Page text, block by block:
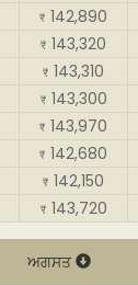
₹ 142,890
₹ 143,320
₹ 143,310
₹ 143,300
₹ 143,970
₹ 142,680
₹ 142,150
₹ 143,720
ਅਗਸਤ